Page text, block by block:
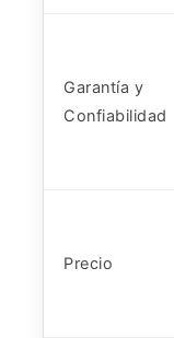
Garantía y
Confiabilidad
Precio